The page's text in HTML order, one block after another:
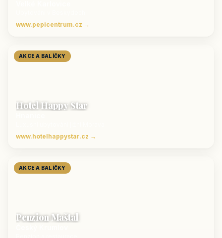
www.pepicentrum.cz →
AKCE A BALÍČKY
Hotel Happy Star
www.hotelhappystar.cz →
AKCE A BALÍČKY
Penzion Maštal